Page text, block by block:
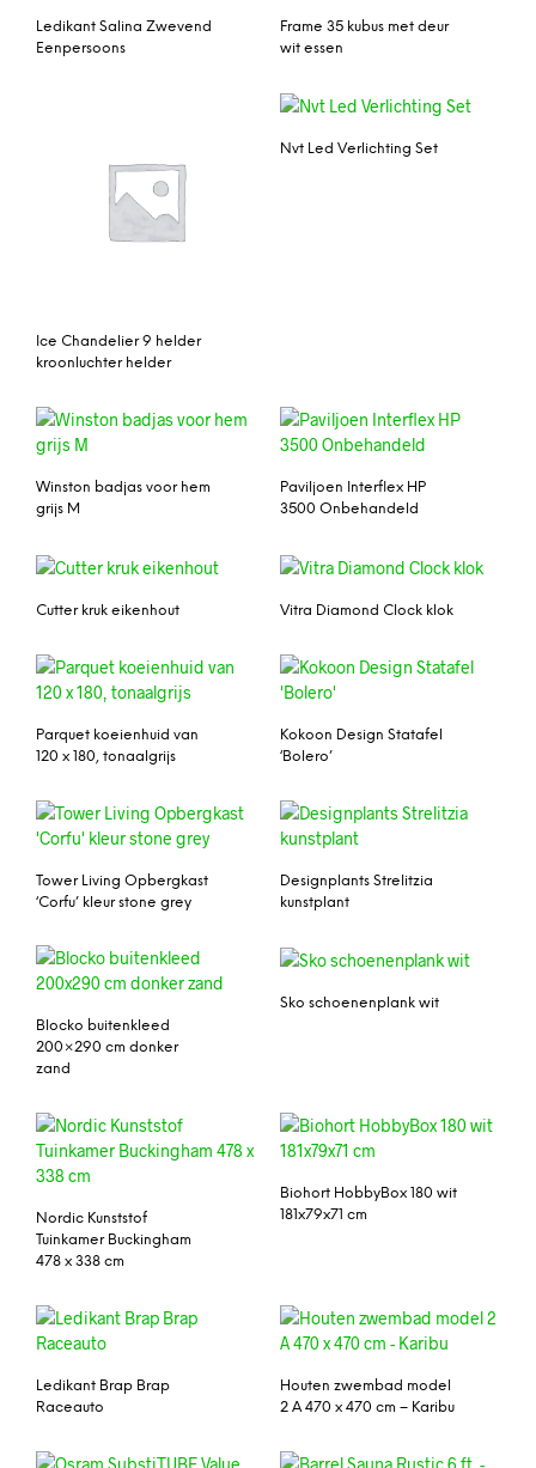
Ledikant Salina Zwevend
Eenpersoons
Frame 35 kubus met deur
wit essen
Ice Chandelier 9 helder
kroonluchter helder
Nvt Led Verlichting Set
Winston badjas voor hem
grijs M
Paviljoen Interflex HP
3500 Onbehandeld
Cutter kruk eikenhout Vitra Diamond Clock klok
Parquet koeienhuid van
120 x 180, tonaalgrijs
Kokoon Design Statafel
‘Bolero’
Tower Living Opbergkast
‘Corfu’ kleur stone grey
Designplants Strelitzia
kunstplant
Blocko buitenkleed
200×290 cm donker
zand
Sko schoenenplank wit
Nordic Kunststof
Tuinkamer Buckingham
478 x 338 cm
Biohort HobbyBox 180 wit
181x79x71 cm
Ledikant Brap Brap
Raceauto
Houten zwembad model
2 A 470 x 470 cm – Karibu